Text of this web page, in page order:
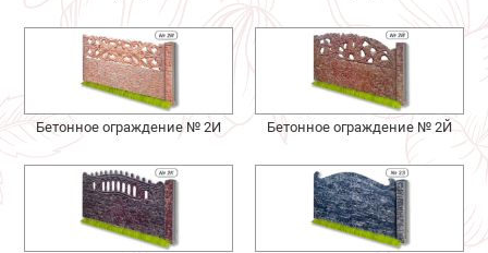
Бетонное ограждение № 2И Бетонное ограждение № 2Й